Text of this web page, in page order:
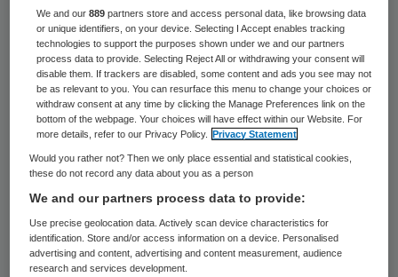
procent) maakt kosten om voor een ander
te zorgen. Bij bijnaéén op de drie
mantelzorgers (29 procent)lopen de
kosten op tot meer dan 100 euro per
maand. Negentien procent moet andere
dingen laten om de kosten voor mantelzorg
te dekken, ze procent komt hierdoor zelfs
geld tekort.
Werk opzeggen
We and our889 partners store and access personal data, like browsing data
or unique identifiers, on your device. Selecting I Accept enables tracking
technologies to support the purposes shown under we and our partners
process data to provide. Selecting Reject All or withdrawing your consent will
disable them. If trackers are disabled, some content and ads you see may not
be as relevant to you. You can resurface this menu to change your choices or
withdraw consent at any time by clicking the Manage Preferences link on the
bottom of the webpage. Your choices will have effect within our Website. For
more details, refer to our Privacy Policy.
Privacy Statement
Would you rather not? Then we only place essential and statistical cookies,
these do not record any data about you as a person
We and our partners process data to provide:
Use precise geolocation data. Actively scan device characteristics for
identification. Store and/or access information on a device. Personalised
advertising and content, advertising and content measurement, audience
research and services development.